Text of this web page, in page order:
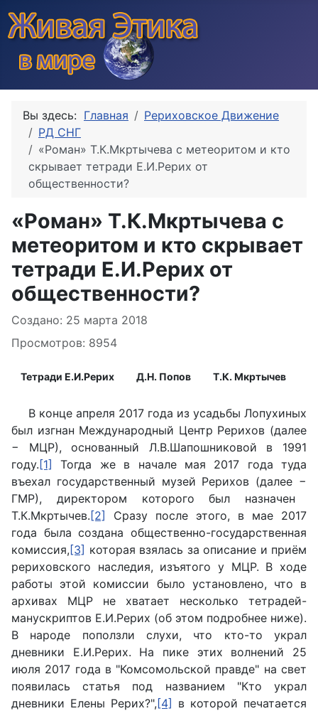
Вы здесь: Главная
Рериховское Движение
РД СНГ
«Роман» Т.К.Мкртычева с метеоритом и кто
скрывает тетради Е.И.Рерих от
общественности?
«Роман» Т.К.Мкртычева с
метеоритом и кто скрывает
тетради Е.И.Рерих от
общественности?
Информация о материале
Создано: 25 марта 2018
Просмотров: 8954
Тетради Е.И.Рерих Д.Н. Попов Т.К. Мкртычев
В конце апреля 2017 года из усадьбы Лопухиных
был изгнан Международный Центр Рерихов (далее
− МЦР), основанный Л.В.Шапошниковой в 1991
году. [1]
Тогда же в начале мая 2017 года туда
въехал государственный музей Рерихов (далее −
ГМР), директором которого был назначен
Т.К.Мкртычев. [2]
Сразу после этого, в мае 2017
года была создана общественно-государственная
комиссия, [3] которая взялась за описание и приём
рериховского наследия, изъятого у МЦР. В ходе
работы этой комиссии было установлено, что в
архивах МЦР не хватает несколько тетрадей-
манускриптов Е.И.Рерих (об этом подробнее ниже).
В народе поползли слухи, что кто-то украл
дневники Е.И.Рерих. На пике этих волнений 25
июля 2017 года в "Комсомольской правде" на свет
появилась статья под названием "Кто украл
дневники Елены Рерих?", [4] в которой печатается